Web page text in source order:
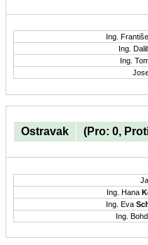
Ing.
Ing.
Ing.
Ostravak (Pro: 0,
Ing. Hana
Ing. Eva
Ing.